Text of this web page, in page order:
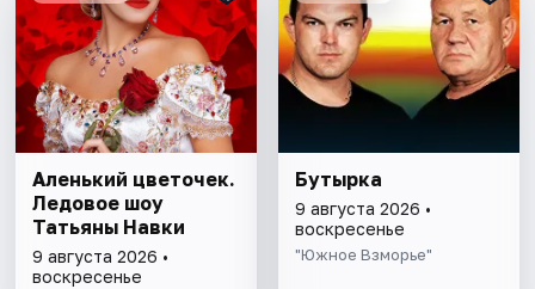
Аленький цветочек.
Ледовое шоу
Татьяны Навки
9 августа 2026 •
воскресенье
Бутырка
9 августа 2026 •
воскресенье
"Южное Взморье"